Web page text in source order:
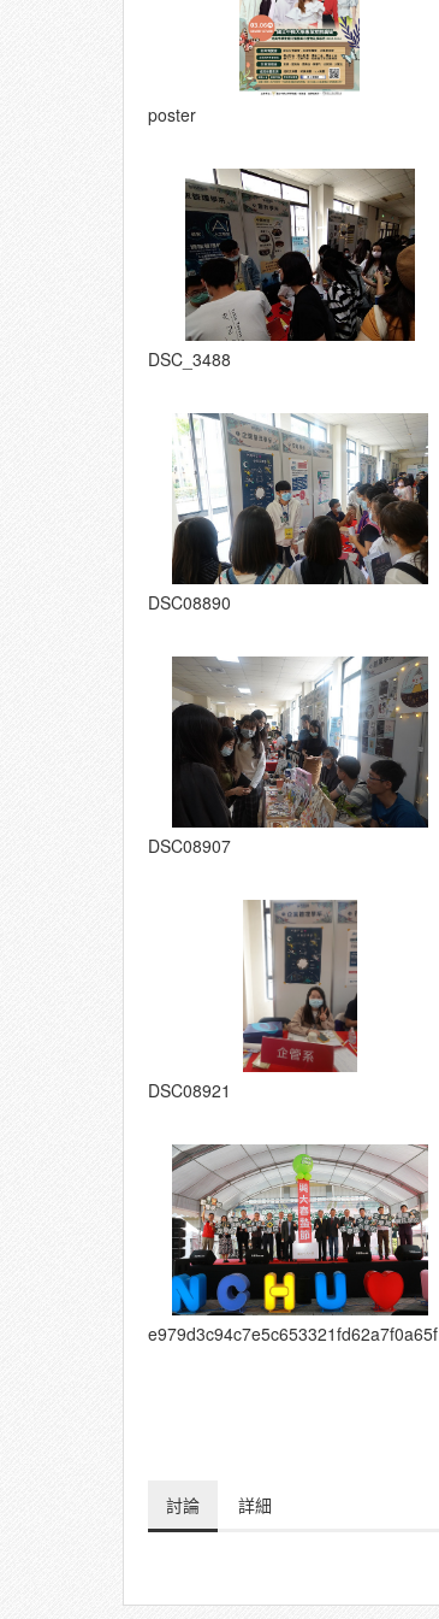
poster
DSC_3488
DSC08890
DSC08907
DSC08921
e979d3c94c7e5c653321fd62a7f0a65f
討論 詳細